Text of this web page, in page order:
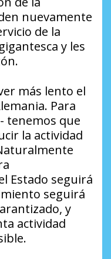
nuevamente
de la
y les
más lento el
Para
tenemos que
la actividad
Estado seguirá
seguirá
y
actividad